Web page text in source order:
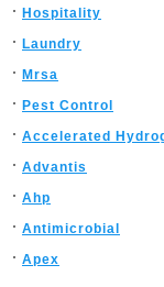
Hospitality
Laundry
Mrsa
Pest Control
Accelerated
Advantis
Ahp
Antimicrobial
Apex